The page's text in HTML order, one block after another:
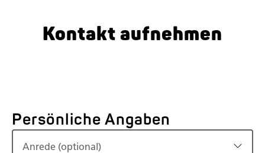
Kontakt aufnehmen
Persönliche Angaben
Anrede (optional)